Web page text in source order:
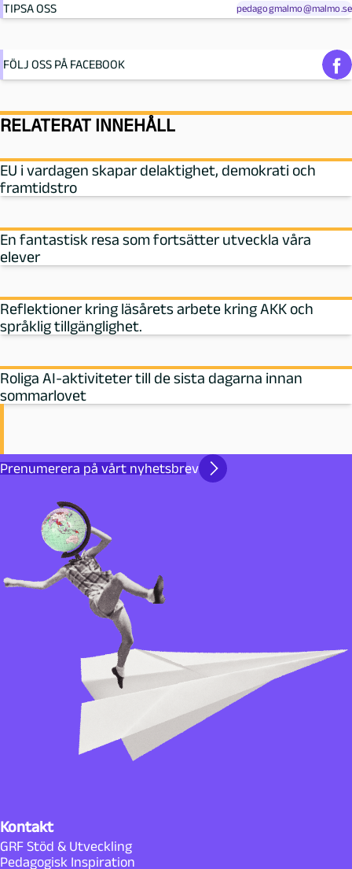
TIPSA OSS pedagogmalmo@malmo.se
FÖLJ OSS PÅ FACEBOOK
RELATERAT INNEHÅLL
EU i vardagen skapar delaktighet, demokrati och
framtidstro
En fantastisk resa som fortsätter utveckla våra
elever
Reflektioner kring läsårets arbete kring AKK och
språklig tillgänglighet.
Roliga AI-aktiviteter till de sista dagarna innan
sommarlovet
Prenumerera på vårt nyhetsbrev
Kontakt
GRF Stöd & Utveckling
Pedagogisk Inspiration